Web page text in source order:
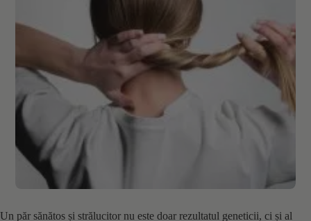
Un păr sănătos și strălucitor nu este doar rezultatul geneticii, ci și al